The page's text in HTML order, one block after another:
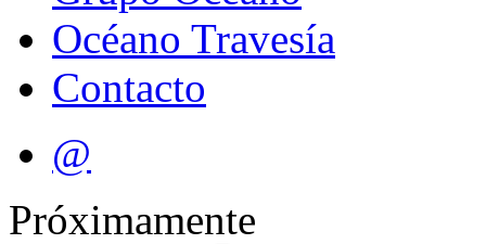
Océano Travesía
Contacto
@
Próximamente